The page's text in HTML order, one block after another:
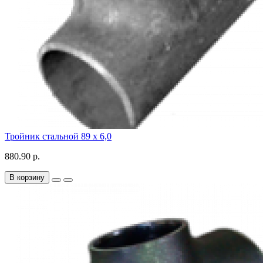
Тройник стальной 89 х 6,0
880.90 р.
В корзину